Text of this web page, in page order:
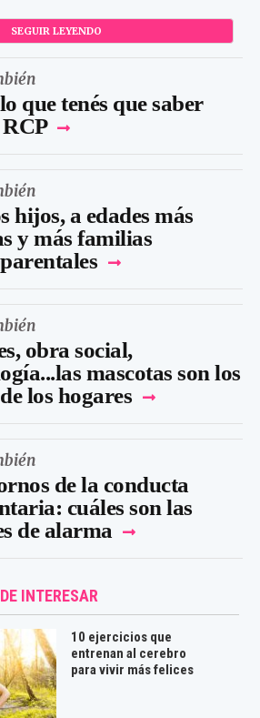
SEGUIR LEYENDO
que tenés que saber
hijos, a edades más
y más familias
obra social,
mascotas son los
los hogares
de la conducta
cuáles son las
de alarma
INTERESAR
10 ejercicios que
entrenan al cerebro
para vivir más felices